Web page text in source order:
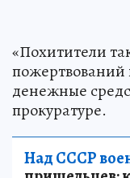
«Похитители
пожертвований
денежные
прокуратуре.
Над СССР